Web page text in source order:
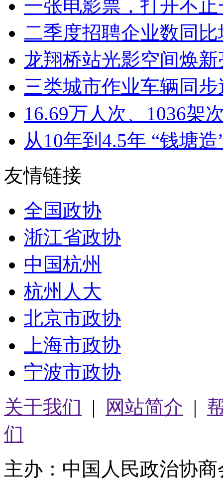
一张电影票，打开不
二季度招聘企业数同比
龙翔桥站光影空间焕
三类城市作业车辆同
16.69万人次、1036架
从10年到4.5年 “钱塘
友情链接
全国政协
浙江省政协
中国杭州
杭州人大
北京市政协
上海市政协
宁波市政协
关于我们 | 网站简介 |
们
主办：中国人民政治协